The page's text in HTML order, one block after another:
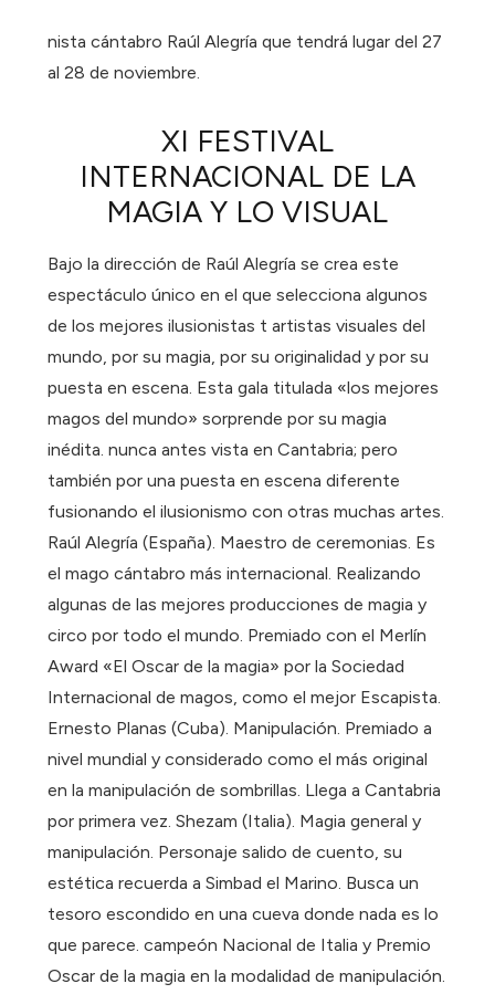
nista cántabro Raúl Alegría que tendrá lugar del 27
al 28 de noviembre.
XI FESTIVAL
INTERNACIONAL DE LA
MAGIA Y LO VISUAL
Bajo la dirección de Raúl Alegría se crea este
espectáculo único en el que selecciona algunos
de los mejores ilusionistas t artistas visuales del
mundo, por su magia, por su originalidad y por su
puesta en escena. Esta gala titulada «los mejores
magos del mundo» sorprende por su magia
inédita. nunca antes vista en Cantabria; pero
también por una puesta en escena diferente
fusionando el ilusionismo con otras muchas artes.
Raúl Alegría (España). Maestro de ceremonias. Es
el mago cántabro más internacional. Realizando
algunas de las mejores producciones de magia y
circo por todo el mundo. Premiado con el Merlín
Award «El Oscar de la magia» por la Sociedad
Internacional de magos, como el mejor Escapista.
Ernesto Planas (Cuba). Manipulación. Premiado a
nivel mundial y considerado como el más original
en la manipulación de sombrillas. Llega a Cantabria
por primera vez. Shezam (Italia). Magia general y
manipulación. Personaje salido de cuento, su
estética recuerda a Simbad el Marino. Busca un
tesoro escondido en una cueva donde nada es lo
que parece. campeón Nacional de Italia y Premio
Oscar de la magia en la modalidad de manipulación.